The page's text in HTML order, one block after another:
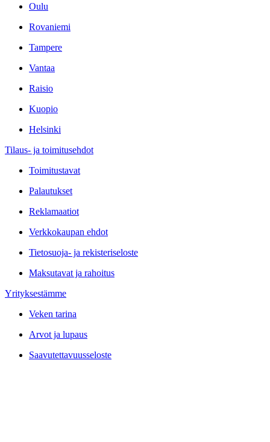
Oulu
Rovaniemi
Tampere
Vantaa
Raisio
Kuopio
Helsinki
Tilaus- ja toimitusehdot
Toimitustavat
Palautukset
Reklamaatiot
Verkkokaupan ehdot
Tietosuoja- ja rekisteriseloste
Maksutavat ja rahoitus
Yrityksestämme
Veken tarina
Arvot ja lupaus
Saavutettavuusseloste